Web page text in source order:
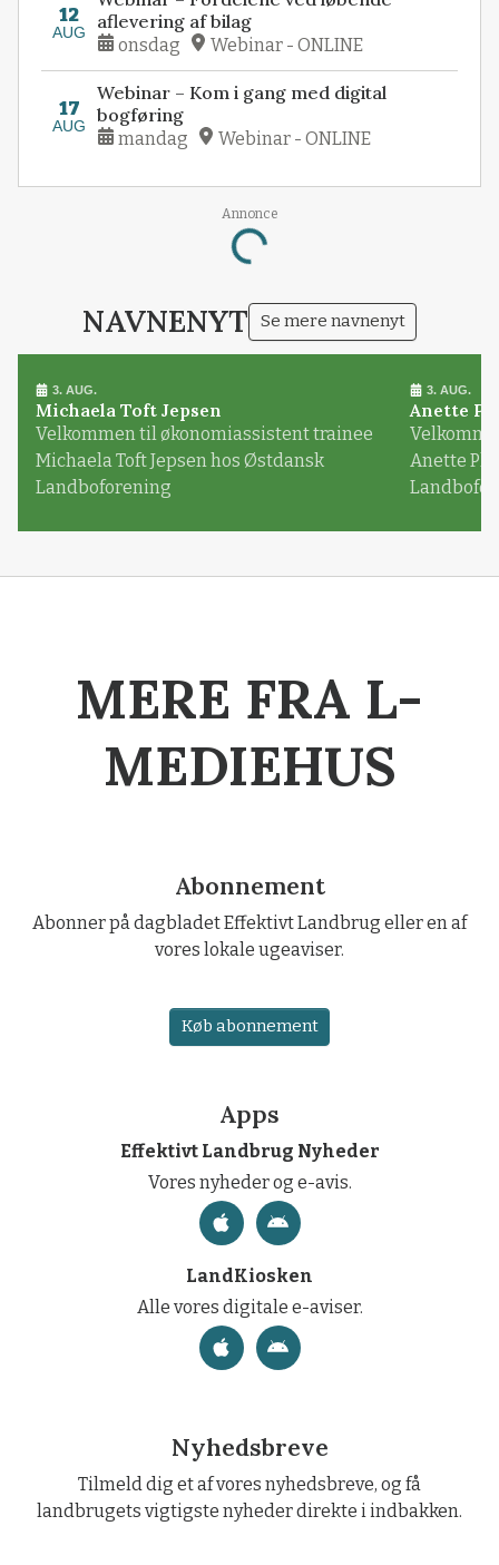
12
AUG
aflevering af bilag
onsdag Webinar - ONLINE
17
AUG
Webinar – Kom i gang med digital
bogføring
mandag Webinar - ONLINE
Annonce
Loading...
NAVNENYT Se mere navnenyt
3. AUG.
Michaela Toft Jepsen
Velkommen til økonomiassistent trainee
Michaela Toft Jepsen hos Østdansk
Landboforening
3. AUG.
Anette
Anette
MERE FRA L-
MEDIEHUS
Abonnement
Abonner på dagbladet Effektivt Landbrug eller en af
vores lokale ugeaviser.
Køb abonnement
Apps
Effektivt Landbrug Nyheder
Vores nyheder og e-avis.
LandKiosken
Alle vores digitale e-aviser.
Nyhedsbreve
Tilmeld dig et af vores nyhedsbreve, og få
landbrugets vigtigste nyheder direkte i indbakken.